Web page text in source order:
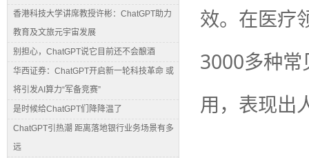
香港科技大学讲席教授许彬：ChatGPT助力
教育及文旅元宇宙发展
别担心，ChatGPT说它目前还不会酿酒
华西证券：ChatGPT开启新一轮科技革命 或
将引发AI算力“军备竞赛”
是时候给ChatGPT们降降温了
ChatGPT引热潮 距离落地银行业务场景有多
远
效。在医疗
3000多种
用，表现出